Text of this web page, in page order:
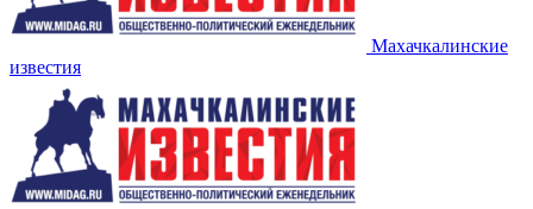
Махачкалинские
известия